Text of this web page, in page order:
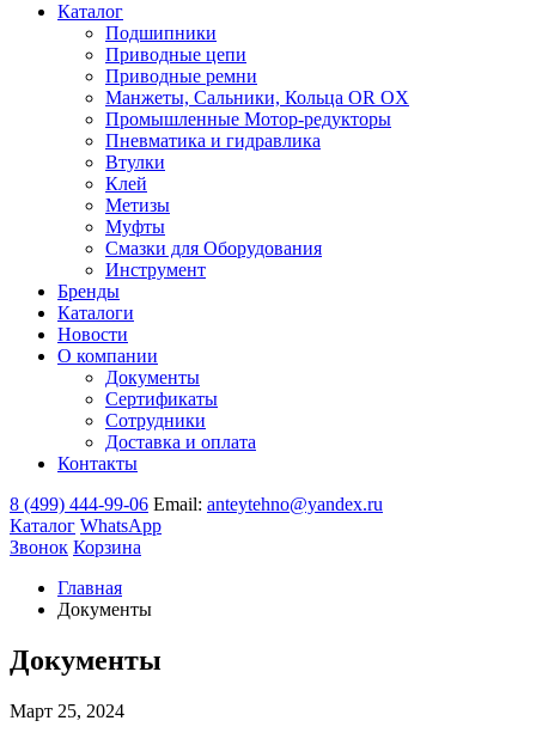
Каталог
Подшипники
Приводные цепи
Приводные ремни
Манжеты, Сальники, Кольца OR OX
Промышленные Мотор-редукторы
Пневматика и гидравлика
Втулки
Клей
Метизы
Муфты
Смазки для Оборудования
Инструмент
Бренды
Каталоги
Новости
О компании
Документы
Сертификаты
Сотрудники
Доставка и оплата
Контакты
8 (499) 444-99-06 Email: anteytehno@yandex.ru
Каталог WhatsApp
Звонок Корзина
Главная
Документы
Документы
Март 25, 2024